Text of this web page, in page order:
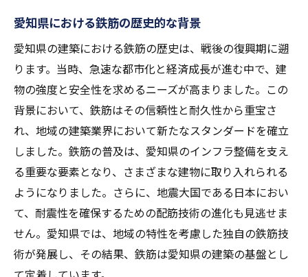
愛知県の建築基準を支える鉄筋の役割
鉄筋の品質管理と愛知県建築の未来
信頼性の高い鉄筋技術がもたらす安心
愛知県の建築革命を支える鉄筋技術
鉄筋の信頼性が建築の品質を向上させる
地域発展を支える愛知県の鉄筋技術最前線
愛知県の鉄筋技術が地域発展に貢献
鉄筋技術の最前線で活躍する愛知県の企業
地域の成長を促進する鉄筋技術の革新
愛知県の未来を築く鉄筋技術の力
鉄筋技術と地域社会の共生の取り組み
愛知県における鉄筋の歴史的な背景
愛知県の建築における鉄筋の歴史は、戦後の復興期に遡
ります。当時、急速な都市化と経済成長が進む中で、建
物の強度と安全性を求めるニーズが高まりました。この
背景において、鉄筋はその信頼性と耐久性から重宝さ
れ、地域の建築業界において新たなスタンダードを確立
しました。鉄筋の普及は、愛知県のインフラ整備を支え
る重要な要素となり、さまざまな建物に取り入れられる
ようになりました。さらに、地震大国である日本におい
て、耐震性を確保するための配筋技術の進化も見逃せま
せん。愛知県では、地域の特性を考慮した独自の鉄筋技
術が発展し、その結果、鉄筋は愛知県の建築の基盤とし